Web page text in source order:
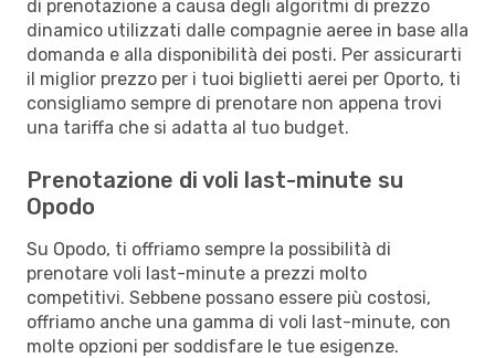
di prenotazione a causa degli algoritmi di prezzo
dinamico utilizzati dalle compagnie aeree in base alla
domanda e alla disponibilità dei posti. Per assicurarti
il miglior prezzo per i tuoi biglietti aerei per Oporto, ti
consigliamo sempre di prenotare non appena trovi
una tariffa che si adatta al tuo budget.
Prenotazione di voli last-minute su
Opodo
Su Opodo, ti offriamo sempre la possibilità di
prenotare voli last-minute a prezzi molto
competitivi. Sebbene possano essere più costosi,
offriamo anche una gamma di voli last-minute, con
molte opzioni per soddisfare le tue esigenze.